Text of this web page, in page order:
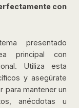
con
presentado
principal con
Utiliza esta
y asegúrate
para mantener un
anécdotas u